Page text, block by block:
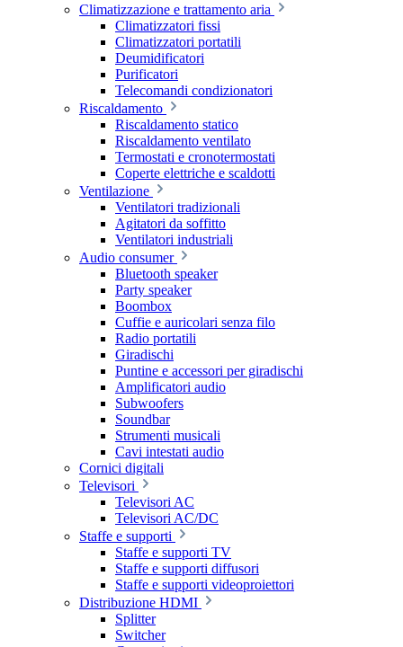
Climatizzazione e trattamento aria
Climatizzatori fissi
Climatizzatori portatili
Deumidificatori
Purificatori
Telecomandi condizionatori
Riscaldamento
Riscaldamento statico
Riscaldamento ventilato
Termostati e cronotermostati
Coperte elettriche e scaldotti
Ventilazione
Ventilatori tradizionali
Agitatori da soffitto
Ventilatori industriali
Audio consumer
Bluetooth speaker
Party speaker
Boombox
Cuffie e auricolari senza filo
Radio portatili
Giradischi
Puntine e accessori per giradischi
Amplificatori audio
Subwoofers
Soundbar
Strumenti musicali
Cavi intestati audio
Cornici digitali
Televisori
Televisori AC
Televisori AC/DC
Staffe e supporti
Staffe e supporti TV
Staffe e supporti diffusori
Staffe e supporti videoproiettori
Distribuzione HDMI
Splitter
Switcher